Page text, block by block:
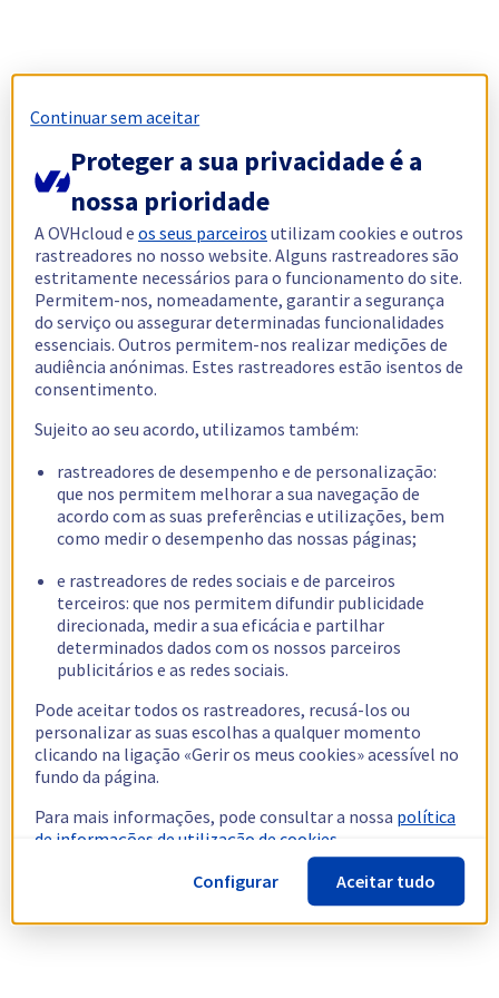
Continuar sem aceitar
Proteger a sua privacidade é a
nossa prioridade
A OVHcloud eos seus parceiros utilizam cookies e outros
rastreadores no nosso website. Alguns rastreadores são
estritamente necessários para o funcionamento do site.
Permitem-nos, nomeadamente, garantir a segurança
do serviço ou assegurar determinadas funcionalidades
essenciais. Outros permitem-nos realizar medições de
audiência anónimas. Estes rastreadores estão isentos de
consentimento.
Sujeito ao seu acordo, utilizamos também:
rastreadores de desempenho e de personalização:
que nos permitem melhorar a sua navegação de
acordo com as suas preferências e utilizações, bem
como medir o desempenho das nossas páginas;
e rastreadores de redes sociais e de parceiros
terceiros: que nos permitem difundir publicidade
direcionada, medir a sua eficácia e partilhar
determinados dados com os nossos parceiros
publicitários e as redes sociais.
Pode aceitar todos os rastreadores, recusá-los ou
personalizar as suas escolhas a qualquer momento
clicando na ligação «Gerir os meus cookies» acessível no
fundo da página.
Para mais informações, pode consultar a nossa política
de informações de utilização de cookies.
Configurar
Aceitar tudo